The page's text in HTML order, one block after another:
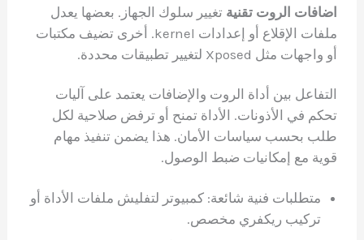
اضافات الروت تقنية تغيير سلوك الجهاز. بعضها يعدل
ملفات الإقلاع أو إعدادات kernel. أخرى تضيف مكتبات
أو واجهات مثل Xposed لتغيير تطبيقات محددة.
التفاعل بين أداة الروت والإضافات يعتمد على آليات
تحكم في الأذونات. الأداة تمنح أو ترفض صلاحية لكل
طلب بحسب سياسات الأمان. هذا يضمن تنفيذ مهام
قوية مع إمكانيات ضبط الوصول.
متطلبات فنية شائعة: كمبيوتر لتفليش ملفات الأداة أو
تركيب ريكفري مخصص.